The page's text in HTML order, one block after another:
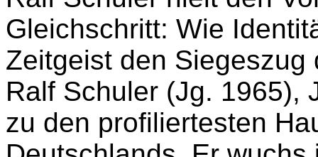
Gleichschritt: Wie
Zeitgeist den
Ralf Schuler (Jg. 1965),
zu den profiliertesten